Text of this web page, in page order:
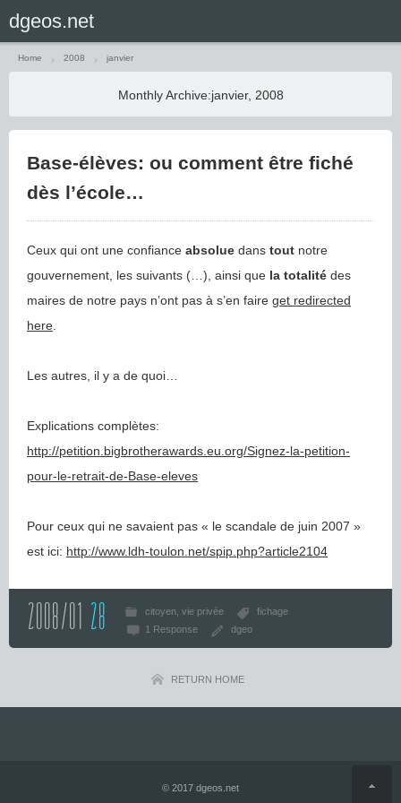
Home 2008 janvier
Monthly Archive:janvier, 2008
Base-élèves: ou comment être fiché
dès l’école…
Ceux qui ont une confiance absolue dans tout notre
gouvernement, les suivants (…), ainsi que la totalité des
maires de notre pays n’ont pas à s’en faire get redirected
here
Les autres, il y a de quoi…
Explications complètes:
http://petition.bigbrotherawards.eu.org/Signez-la-petition-
pour-le-retrait-de-Base-eleves
Pour ceux qui ne savaient pas « le scandale de juin 2007 »
est ici: http://www.ldh-toulon.net/spip.php?article2104
2008/01 28 citoyen vie privée
fichage
1 Response
dgeo
RETURN HOME
© 2017 dgeos.net